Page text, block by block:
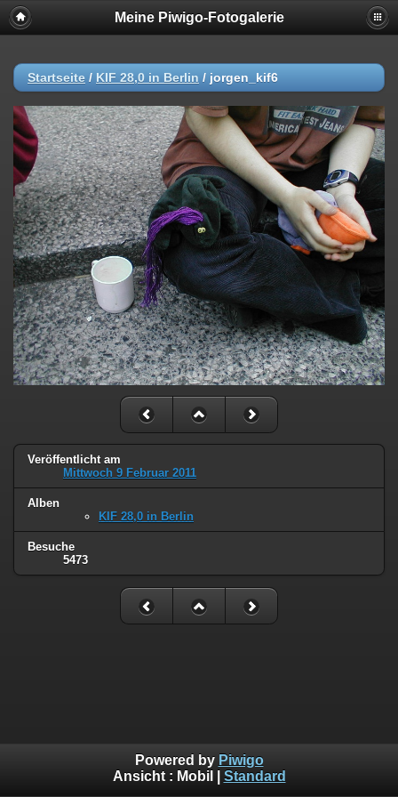
Meine Piwigo-Fotogalerie
Startseite / KIF 28,0 in Berlin / jorgen_kif6
Veröffentlicht am
Mittwoch 9 Februar 2011
Alben
KIF 28,0 in Berlin
Besuche
5473
Powered by Piwigo
Ansicht : Mobil Standard